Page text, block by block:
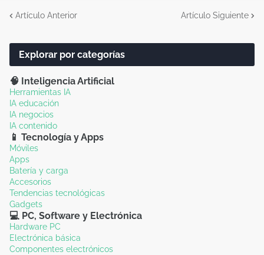
Artículo Anterior Artículo Siguiente
Explorar por categorías
🧠 Inteligencia Artificial
Herramientas IA
IA educación
IA negocios
IA contenido
📱 Tecnología y Apps
Móviles
Apps
Batería y carga
Accesorios
Tendencias tecnológicas
Gadgets
💻 PC, Software y Electrónica
Hardware PC
Electrónica básica
Componentes electrónicos